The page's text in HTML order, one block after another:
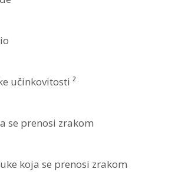
učinkovitosti ²
se prenosi zrakom
koja se prenosi zrakom